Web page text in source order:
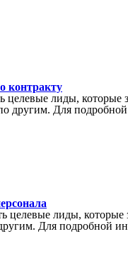
контракту
целевые лиды, которые
другим. Для
целевые лиды,
Для подробной